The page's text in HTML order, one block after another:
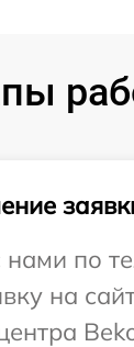
нами по
на